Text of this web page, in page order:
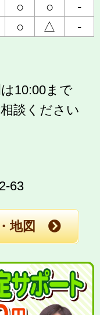
○ ○ -
○ △
-
10:00まで
談ください
63
地図